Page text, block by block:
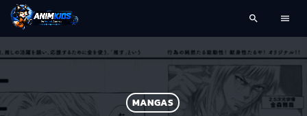
search menu
MANGAS